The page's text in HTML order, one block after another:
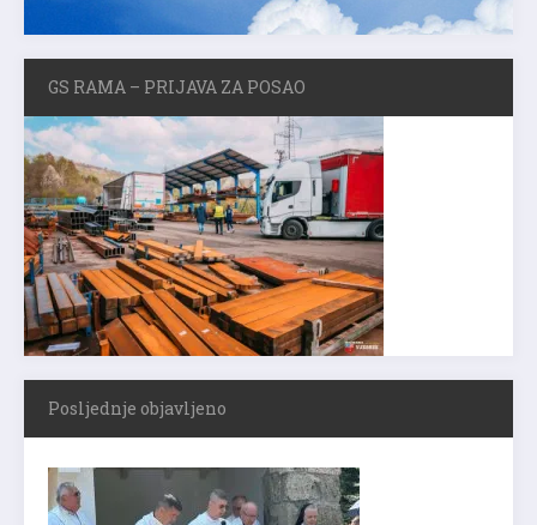
GS RAMA – PRIJAVA ZA POSAO
Posljednje objavljeno